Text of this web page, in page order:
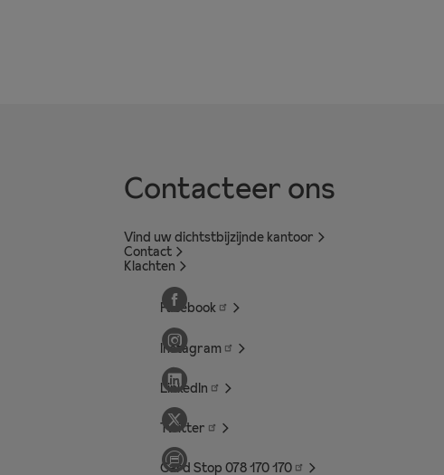
Contacteer ons
Vind uw dichtstbijzijnde kantoor
Contact
Klachten
Facebook
Instagram
LinkedIn
Twitter
Card Stop 078 170170